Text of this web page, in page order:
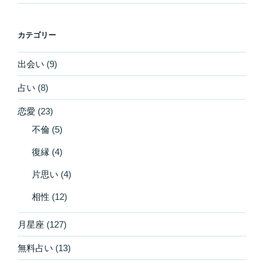
カテゴリー
出会い (9)
占い (8)
恋愛 (23)
不倫 (5)
復縁 (4)
片思い (4)
相性 (12)
月星座 (127)
無料占い (13)